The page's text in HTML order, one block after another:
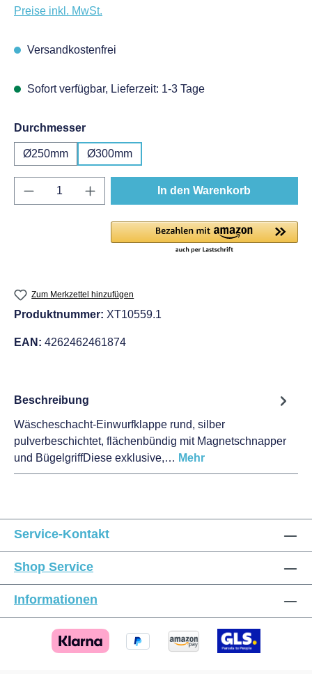
Preise inkl. MwSt.
Versandkostenfrei
Sofort verfügbar, Lieferzeit: 1-3 Tage
Durchmesserauswählen
Ø250mm Ø300mm
Produkt Anzahl: Gib den gewünschten
In den Warenkorb
Zum Merkzettel hinzufügen
Produktnummer: XT10559.1
EAN: 4262462461874
Beschreibung
Wäscheschacht-Einwurfklappe rund, silber
pulverbeschichtet, flächenbündig mit Magnetschnapper
und BügelgriffDiese exklusive,… Mehr
Service-Kontakt
Shop Service
Informationen